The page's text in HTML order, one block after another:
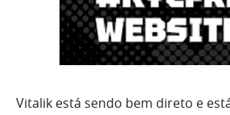
Vitalik está sendo bem direto e